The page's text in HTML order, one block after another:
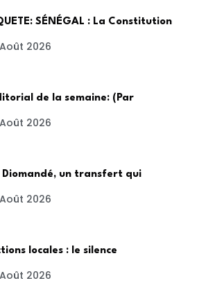
SÉNÉGAL : La Constitution
2026
de la semaine: (Par
2026
Diomandé, un transfert qui
2026
locales : le silence
2026